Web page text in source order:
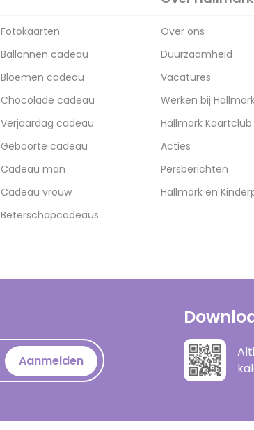
Fotokaarten
Ballonnen cadeau
Bloemen cadeau
Chocolade cadeau
Verjaardag cadeau
Geboorte cadeau
Cadeau man
Cadeau vrouw
Beterschapcadeaus
Over ons
Duurzaamheid
Vacatures
Werken bij
Hallmark Kaartclub
Acties
Persberichten
Hallmark en
Aanmelden